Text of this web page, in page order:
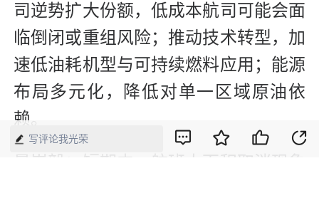
司逆势扩大份额，低成本航司可能会面
临倒闭或重组风险；推动技术转型，加
速低油耗机型与可持续燃料应用；能源
布局多元化，降低对单一区域原油依
赖。
景崇毅：短期内，航班大面积取消现象
写评论我光荣